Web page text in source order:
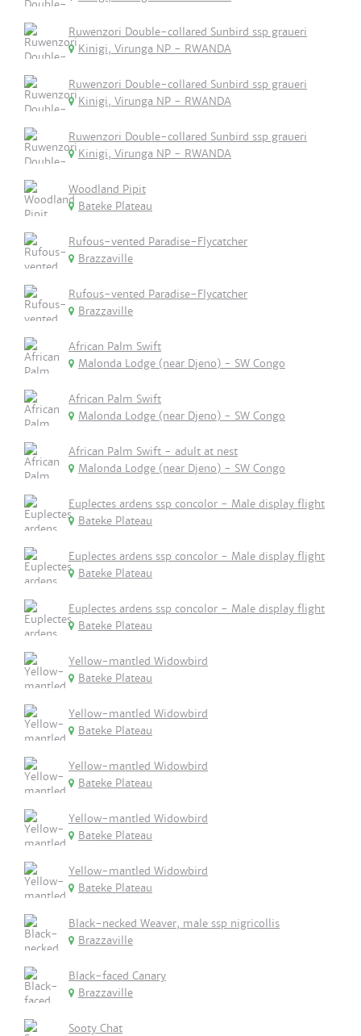
Ruwenzori Double-collared Sunbird ssp graueri
Kinigi, Virunga NP - RWANDA
Ruwenzori Double-collared Sunbird ssp graueri
Kinigi, Virunga NP - RWANDA
Ruwenzori Double-collared Sunbird ssp graueri
Kinigi, Virunga NP - RWANDA
Woodland Pipit
Bateke Plateau
Rufous-vented Paradise-Flycatcher
Brazzaville
Rufous-vented Paradise-Flycatcher
Brazzaville
African Palm Swift
Malonda Lodge (near Djeno) - SW Congo
African Palm Swift
Malonda Lodge (near Djeno) - SW Congo
African Palm Swift - adult at nest
Malonda Lodge (near Djeno) - SW Congo
Euplectes ardens ssp concolor - Male display flight
Bateke Plateau
Euplectes ardens ssp concolor - Male display flight
Bateke Plateau
Euplectes ardens ssp concolor - Male display flight
Bateke Plateau
Yellow-mantled Widowbird
Bateke Plateau
Yellow-mantled Widowbird
Bateke Plateau
Yellow-mantled Widowbird
Bateke Plateau
Yellow-mantled Widowbird
Bateke Plateau
Yellow-mantled Widowbird
Bateke Plateau
Black-necked Weaver, male ssp nigricollis
Brazzaville
Black-faced Canary
Brazzaville
Sooty Chat